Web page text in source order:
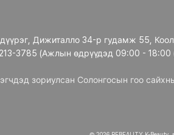
Дижиталло 34-р гудамж 55,
3785 (Ажлын өдрүүдэд 09:00 - 18:00
зориулсан Солонгосын гоо